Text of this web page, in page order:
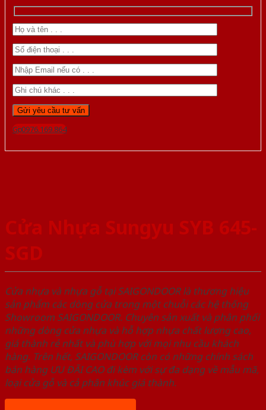
Gọi 0976.169.864
Cửa Nhựa Sungyu SYB 645-
SGD
Cửa nhựa và nhựa gỗ tại SAIGONDOOR là thương hiệu
sản phẩm các dòng cửa trong một chuỗi các hệ thống
Showroom SAIGONDOOR. Chuyên sản xuất và phân phối
những dòng cửa nhựa và hỗ hợp nhựa chất lượng cao,
giá thành rẻ nhất và phù hợp với mọi nhu cầu khách
hàng. Trên hết, SAIGONDOOR còn có những chính sách
bán hàng ƯU ĐÃI CAO đi kèm với sự đa dạng về mẫu mã,
loại cửa gỗ và cả phân khúc giá thành.